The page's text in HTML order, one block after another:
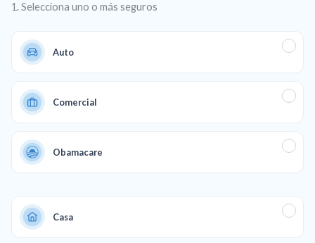
1. Selecciona uno o más seguros
Auto
Comercial
Obamacare
Casa